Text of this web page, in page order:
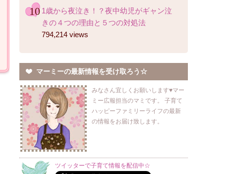
1歳から夜泣き！？夜中幼児がギャン泣
きの４つの理由と５つの対処法
794,214 views
マーミーの最新情報を受け取ろう☆
みなさん宜しくお願いします♥マー
ミー広報担当のマミです。 子育て
ハッピーファミリーライフの最新
の情報をお届け致します。
ツイッターで子育て情報を配信中☆